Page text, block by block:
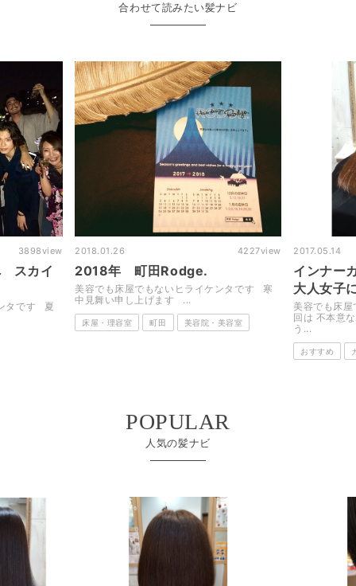
合わせて読みたい髪ナビ
view
イ
す 夏
2018.01.26 view
2018年 町田Rodge.
美容でも床屋でもないヒライケンタです 寒
中見舞い申し上げます ...
床屋・理容室 町田 美容院・美容室
2017.05.14
インナーカ
大人女子にっ
美容でも床屋で
回は 不本意なが
おすすめ カラー
POPULAR
人気の髪ナビ